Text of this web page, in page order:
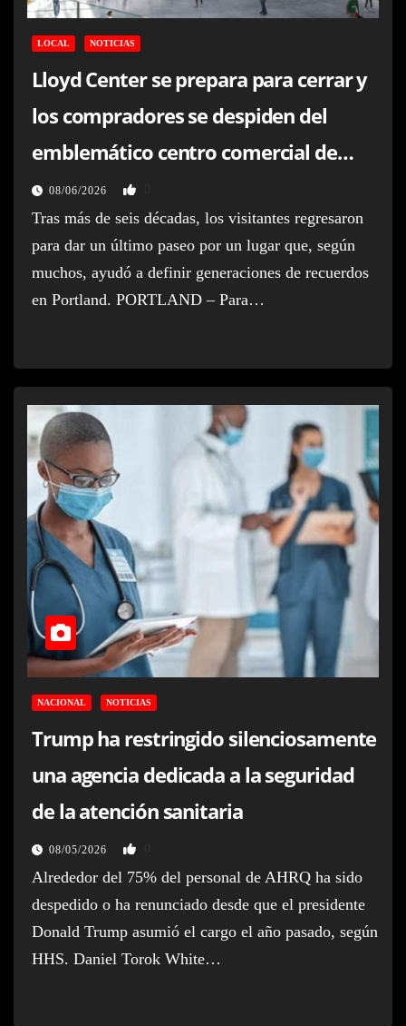
LOCAL NOTICIAS
Lloyd Center se prepara para cerrar y
los compradores se despiden del
emblemático centro comercial de
Portland
08/06/2026
Tras más de seis décadas, los visitantes regresaron
para dar un último paseo por un lugar que, según
muchos, ayudó a definir generaciones de recuerdos
en Portland. PORTLAND – Para…
NACIONAL NOTICIAS
Trump ha restringido silenciosamente
una agencia dedicada a la seguridad
de la atención sanitaria
08/05/2026
Alrededor del 75% del personal de AHRQ ha sido
despedido o ha renunciado desde que el presidente
Donald Trump asumió el cargo el año pasado, según
HHS. Daniel Torok White…